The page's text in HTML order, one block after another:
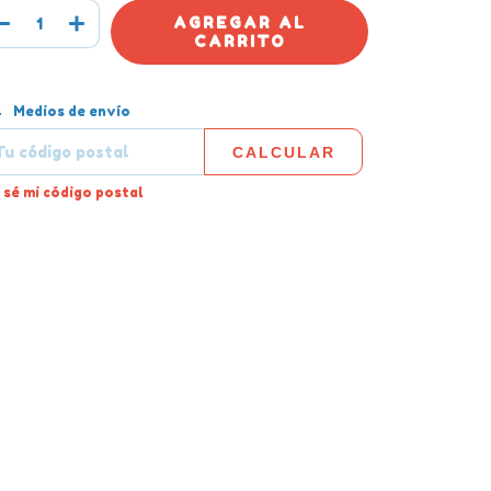
para el CP:
Medios de envío
CALCULAR
sé mi código postal